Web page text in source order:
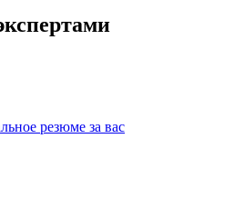
резюме за вас